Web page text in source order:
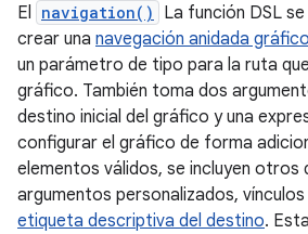
El navigation()
La función DSL
crear una navegación anidada gráfico
un parámetro de tipo para la ruta
gráfico. También toma dos
destino inicial del gráfico y una
configurar el gráfico de forma
elementos válidos, se incluyen otros
argumentos personalizados,
etiqueta descriptiva del destino.